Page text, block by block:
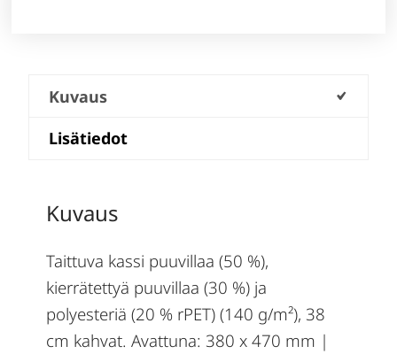
Kuvaus
Lisätiedot
Kuvaus
Taittuva kassi puuvillaa (50 %),
kierrätettyä puuvillaa (30 %) ja
polyesteriä (20 % rPET) (140 g/m²), 38
cm kahvat. Avattuna: 380 x 470 mm |